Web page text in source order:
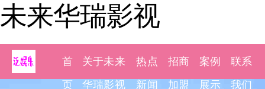
未来华瑞影视
首
页
关于未来
华瑞影视
热点
新闻
招商
加盟
案例
展示
联系
我们